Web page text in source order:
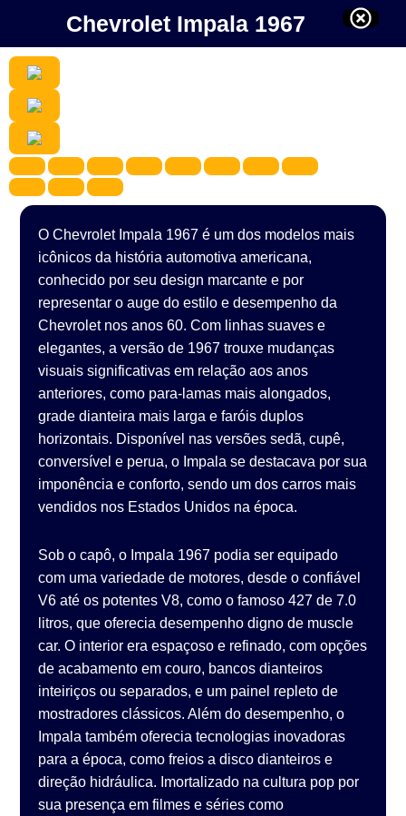
Chevrolet Impala 1967
O Chevrolet Impala 1967 é um dos modelos mais
icônicos da história automotiva americana,
conhecido por seu design marcante e por
representar o auge do estilo e desempenho da
Chevrolet nos anos 60. Com linhas suaves e
elegantes, a versão de 1967 trouxe mudanças
visuais significativas em relação aos anos
anteriores, como para-lamas mais alongados,
grade dianteira mais larga e faróis duplos
horizontais. Disponível nas versões sedã, cupê,
conversível e perua, o Impala se destacava por sua
imponência e conforto, sendo um dos carros mais
vendidos nos Estados Unidos na época.
Sob o capô, o Impala 1967 podia ser equipado
com uma variedade de motores, desde o confiável
V6 até os potentes V8, como o famoso 427 de 7.0
litros, que oferecia desempenho digno de muscle
car. O interior era espaçoso e refinado, com opções
de acabamento em couro, bancos dianteiros
inteiriços ou separados, e um painel repleto de
mostradores clássicos. Além do desempenho, o
Impala também oferecia tecnologias inovadoras
para a época, como freios a disco dianteiros e
direção hidráulica. Imortalizado na cultura pop por
sua presença em filmes e séries como